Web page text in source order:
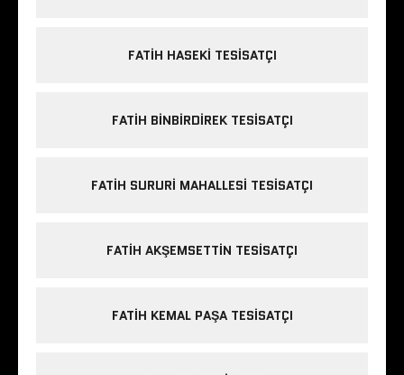
FATIH HASEKI TESISATÇI
FATIH BINBIRDIREK TESISATÇI
FATIH SURURI MAHALLESI TESISATÇI
FATIH AKŞEMSETTIN TESISATÇI
FATIH KEMAL PAŞA TESISATÇI